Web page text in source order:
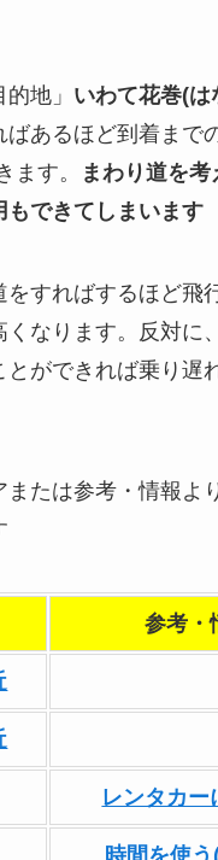
地」 いわて花巻(は
ばあるほど到着まで
ます。
まわり道を
もできてしまいます
をすればするほど飛
くなります。反対に
とができれば乗り遅
たは参考・情報よ
参考・
レンタカー
時間を使